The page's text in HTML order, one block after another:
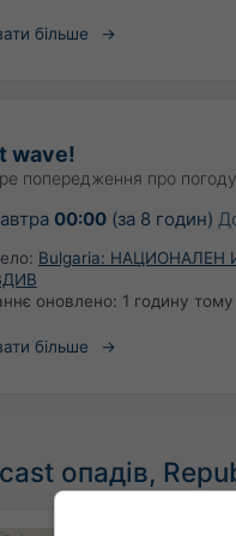
більше
wave!
попередження про погоду
00:00(за 8 годин)
Bulgaria:
оновлено: 1 годину тому
більше
опадів,